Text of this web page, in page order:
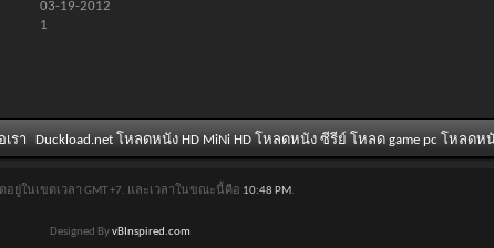
03-19-2012
1
เรา Duckload.net โหลดหนัง HD MiNi HD โหลดหนัง ซีรีย์ โหลด game pc โหลด
อยู่ในเขตเวลา GMT +7. และเวลาในขณะนี้คือ 10:48 PM.
Designed ByvBInspired.com